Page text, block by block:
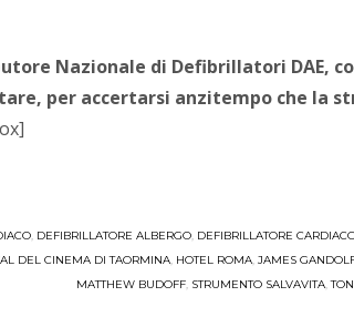
Nazionale di Defibrillatori DAE,
per accertarsi anzitempo che la
, DEFIBRILLATORE ALBERGO, DEFIBRILLATORE
DEL CINEMA DI TAORMINA, HOTEL ROMA, JAMES
MATTHEW BUDOFF, STRUMENTO SALVAVITA,